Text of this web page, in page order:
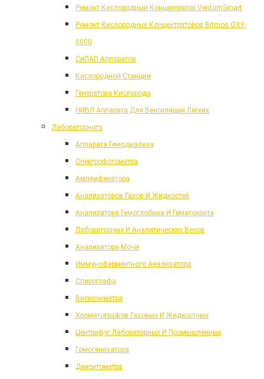
Ремонт Кислородный Концентратор VentumSmart
Ремонт Кислородных Концентраторов Bitmos OXY-
6000
СиПАП Аппаратов
Кислородной Станции
Генератора Кислорода
НИВЛ Аппарата Для Вентиляции Лёгких
Лабораторного
Аппарата Гемодиализа
Спектрофотометра
Амплификатора
Анализаторов Газов И Жидкостей
Анализатора Гемоглобина И Гематокрита
Лабораторных И Аналитических Весов
Анализатора Мочи
Иммуноферментного Анализатора
Спирографа
Вискозиметра
Хроматографов Газовых И Жидкостных
Центрифуг Лабораторных И Промышленных
Гомогенизатора
Денситометра